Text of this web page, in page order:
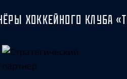
ХОККЕЙНОГО КЛУБА